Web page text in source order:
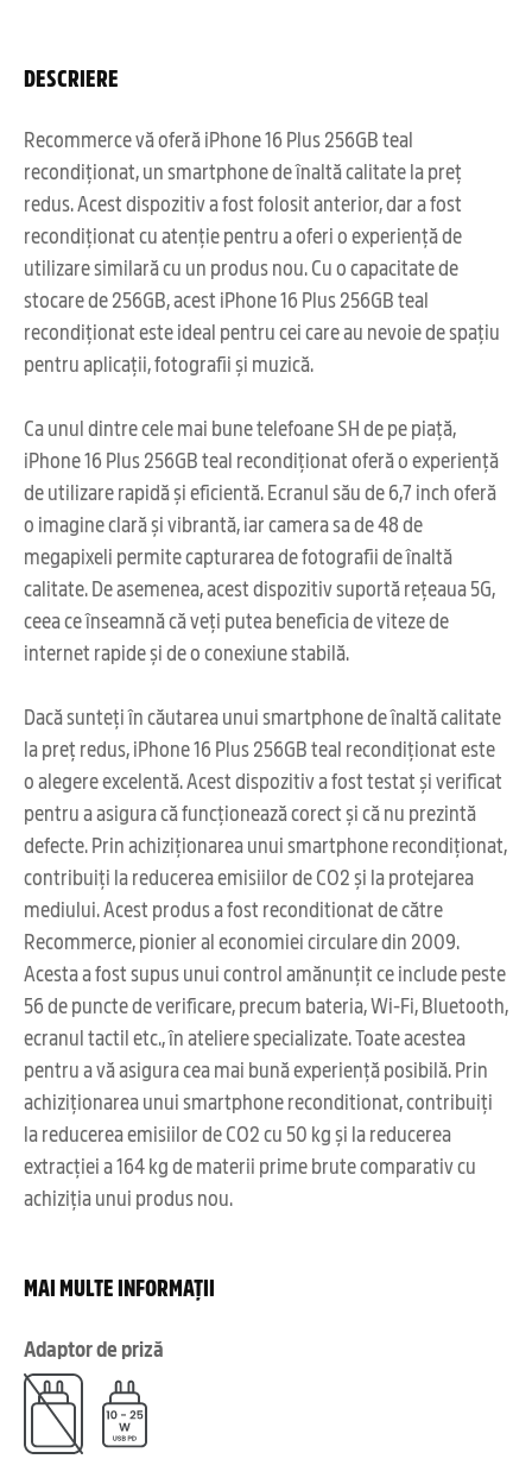
DESCRIERE
Recommerce vă oferă iPhone 16 Plus 256GB teal
recondiționat, un smartphone de înaltă calitate la preț
redus. Acest dispozitiv a fost folosit anterior, dar a fost
recondiționat cu atenție pentru a oferi o experiență de
utilizare similară cu un produs nou. Cu o capacitate de
stocare de 256GB, acest iPhone 16 Plus 256GB teal
recondiționat este ideal pentru cei care au nevoie de spațiu
pentru aplicații, fotografii și muzică.
Ca unul dintre cele mai bune telefoane SH de pe piață,
iPhone 16 Plus 256GB teal recondiționat oferă o experiență
de utilizare rapidă și eficientă. Ecranul său de 6,7 inch oferă
o imagine clară și vibrantă, iar camera sa de 48 de
megapixeli permite capturarea de fotografii de înaltă
calitate. De asemenea, acest dispozitiv suportă rețeaua 5G,
ceea ce înseamnă că veți putea beneficia de viteze de
internet rapide și de o conexiune stabilă.
Dacă sunteți în căutarea unui smartphone de înaltă calitate
la preț redus, iPhone 16 Plus 256GB teal recondiționat este
o alegere excelentă. Acest dispozitiv a fost testat și verificat
pentru a asigura că funcționează corect și că nu prezintă
defecte. Prin achiziționarea unui smartphone recondiționat,
contribuiți la reducerea emisiilor de CO2 și la protejarea
mediului. Acest produs a fost reconditionat de către
Recommerce, pionier al economiei circulare din 2009.
Acesta a fost supus unui control amănunțit ce include peste
56 de puncte de verificare, precum bateria, Wi-Fi, Bluetooth,
ecranul tactil etc., în ateliere specializate. Toate acestea
pentru a vă asigura cea mai bună experiență posibilă. Prin
achiziționarea unui smartphone reconditionat, contribuiți
la reducerea emisiilor de CO2 cu 50 kg și la reducerea
extracției a 164 kg de materii prime brute comparativ cu
achiziția unui produs nou.
MAI MULTE INFORMAȚII
Adaptor de priză